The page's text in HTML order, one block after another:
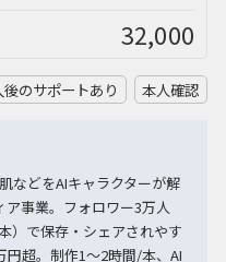
32,000
後のサポートあり 本人確認
などをAIキャラクターが解
事業。フォロワー3万人
）で保存・シェアされやす
円超。制作1～2時間/本、AI